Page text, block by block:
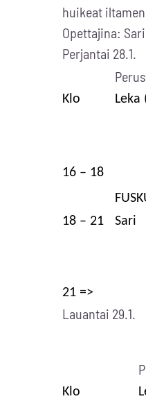
huikeat
Opettajina:
Perjantai 28.1.
Klo Leka
16 – 18
18 – 21
Sari
21 =>
Lauantai 29.1.
Klo